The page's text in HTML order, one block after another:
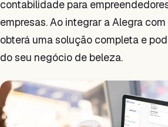
contabilidade para
empresas. Ao integrar a Alegra
obterá uma solução completa e
do seu negócio de beleza.